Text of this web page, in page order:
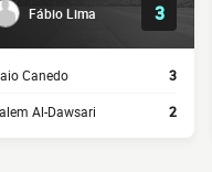
Fábio Lima 3
Canedo 3
Al-Dawsari 2